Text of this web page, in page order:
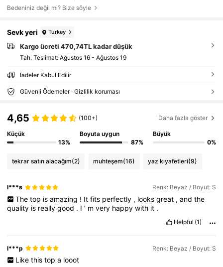
Bedeniniz değil mi? Bize söyle
Sevk yeri Turkey
Kargo ücreti 470,74TL kadar düşük
Tah. Teslimat: Ağustos 16 - Ağustos 19
İadeler Kabul Edilir
Güvenli Ödemeler · Gizlilik koruması
4,65 (100+) Daha fazla göster
Küçük
13%
Boyuta uygun
87%
Büyük
0%
tekrar satın alacağım(2) muhteşem(16) yaz kıyafetleri(9)
l***s Renk: Beyaz / Boyut: S
The top is amazing ! It fits perfectly , looks great , and the
quality is reallygood . I’ mvery happywith it .
Helpful (1)
l***p Renk: Beyaz / Boyut: S
Like this top a looot